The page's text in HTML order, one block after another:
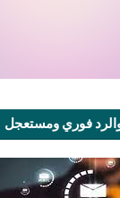
فوري ومستعجل